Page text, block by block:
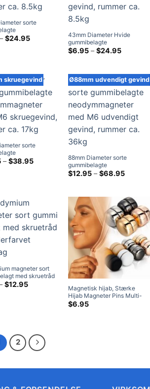
sorte
med M4
– $24.95Prisklasse:
43mm Diameter Hvide
gummibelagte
neodymmagneter med M4
$6.95 – $24.95
skruegevind
sorte
med M6
– $38.95Prisklasse:
Ø88mm udvendigt gevind
88mm Diameter sorte
gummibelagte
neodymmagneter med M6
$12.95 – $68.95
magneter sort
med skruetråd
håndtag
$12.95Prisklasse:
Magnetisk hijab, Stærke
Hijab Magneter Pins Multi-
Use Tørklæde Magneter til
$6.95
2